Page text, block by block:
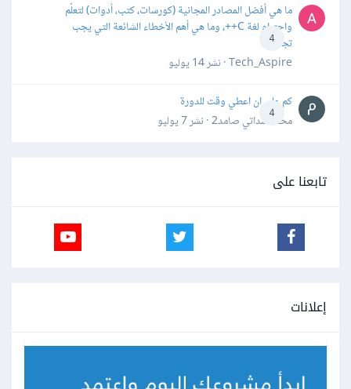
4
ما هي أفضل المصادر المجانية (كورسات، كتب، أدوات) لتعلّم
واحترام لغة C++، وما هي أهم الأخطاء الشائعة التي يجب
تجنبها؟
Tech_Aspire · نشر
14 يوليو
4
كم علي ان اعطي وقت للدورة
محمد سداتي صامد2 · نشر
7 يوليو
تابعنا على
إعلانات